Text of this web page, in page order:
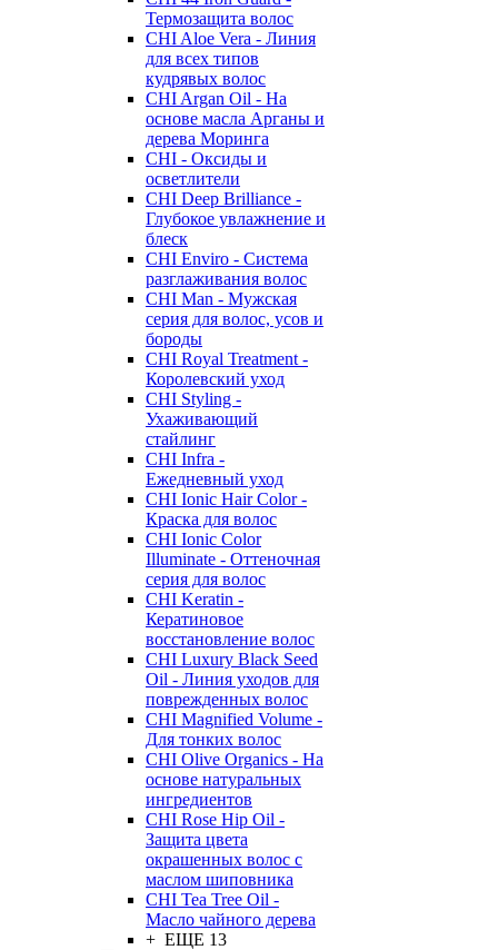
Термозащита волос
CHI Aloe Vera - Линия
для всех типов
кудрявых волос
CHI Argan Oil - На
основе масла Арганы и
дерева Моринга
CHI - Оксиды и
осветлители
CHI Deep Brilliance -
Глубокое увлажнение и
блеск
CHI Enviro - Система
разглаживания волос
CHI Man - Мужская
серия для волос, усов и
бороды
CHI Royal Treatment -
Королевский уход
CHI Styling -
Ухаживающий
стайлинг
CHI Infra -
Ежедневный уход
CHI Ionic Hair Color -
Краска для волос
CHI Ionic Color
Illuminate - Оттеночная
серия для волос
CHI Keratin -
Кератиновое
восстановление волос
CHI Luxury Black Seed
Oil - Линия уходов для
поврежденных волос
CHI Magnified Volume -
Для тонких волос
CHI Olive Organics - На
основе натуральных
ингредиентов
CHI Rose Hip Oil -
Защита цвета
окрашенных волос с
маслом шиповника
CHI Tea Tree Oil -
Масло чайного дерева
+ ЕЩЕ 13